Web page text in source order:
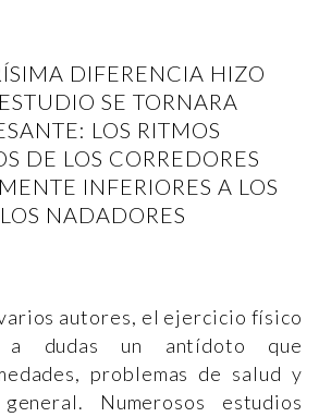
DIFERENCIA HIZO
SE TORNARA
LOS RITMOS
DE LOS CORREDORES
INFERIORES A LOS
NADADORES
autores, el ejercicio físico
dudas un antídoto que
problemas de salud y
Numerosos estudios